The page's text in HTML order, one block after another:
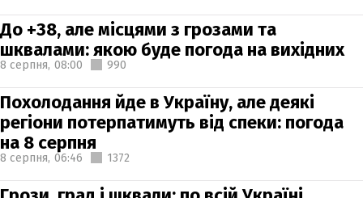
До +38, але місцями з грозами та
шквалами: якою буде погода на вихідних
8 серпня, 08:00 990
Похолодання йде в Україну, але деякі
регіони потерпатимуть від спеки: погода
на 8 серпня
8 серпня, 06:46 1372